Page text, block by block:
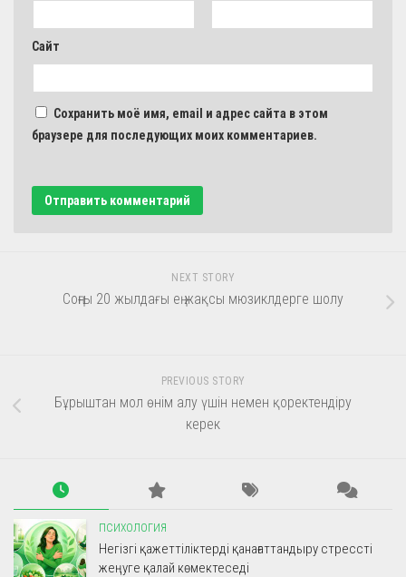
Сайт
Сохранить моё имя, email и адрес сайта в этом
браузере для последующих моих комментариев.
NEXT STORY
Соңғы 20 жылдағы ең жақсы мюзиклдерге шолу
PREVIOUS STORY
Бұрыштан мол өнім алу үшін немен қоректендіру
керек
ПСИХОЛОГИЯ
Негізгі қажеттіліктерді қанағаттандыру стрессті
жеңуге қалай көмектеседі